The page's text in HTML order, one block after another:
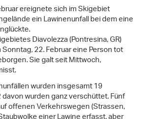
im Vergleich zum langjährigen